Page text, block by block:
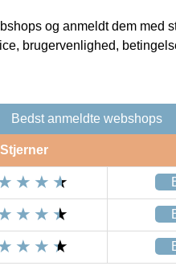
og anmeldt dem med
brugervenlighed,
Bedst anmeldte webshops
Stjerner